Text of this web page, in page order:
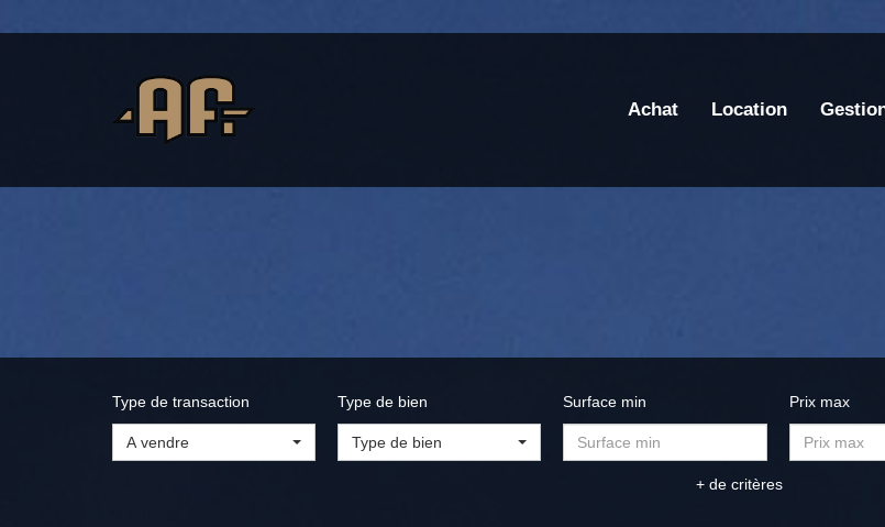
Achat Location
Type de transaction
A vendre
Type de bien
Type de bien
Surface min Prix max
+ de critères